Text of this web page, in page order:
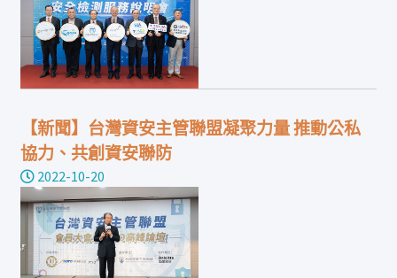
【新聞】台灣資安主管聯盟凝聚力量 推動公私
協力、共創資安聯防
2022-10-20